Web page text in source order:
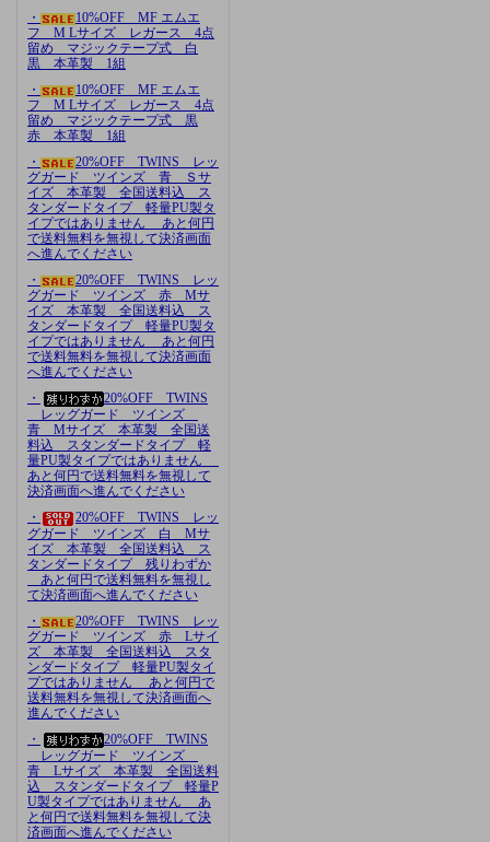
・
10%OFF MF エムエ
フ M Lサイズ レガース 4点
留め マジックテープ式 白
黒 本革製 1組
・
10%OFF MF エムエ
フ M Lサイズ レガース 4点
留め マジックテープ式 黒
赤 本革製 1組
・
20%OFF TWINS レッ
グガード ツインズ 青 Ｓサ
イズ 本革製 全国送料込 ス
タンダードタイプ 軽量PU製タ
イプではありません あと何円
で送料無料を無視して決済画面
へ進んでください
・
20%OFF TWINS レッ
グガード ツインズ 赤 Mサ
イズ 本革製 全国送料込 ス
タンダードタイプ 軽量PU製タ
イプではありません あと何円
で送料無料を無視して決済画面
へ進んでください
・
20%OFF TWINS
レッグガード ツインズ
青 Mサイズ 本革製 全国送
料込 スタンダードタイプ 軽
量PU製タイプではありません
あと何円で送料無料を無視して
決済画面へ進んでください
・
20%OFF TWINS レッ
グガード ツインズ 白 Mサ
イズ 本革製 全国送料込 ス
タンダードタイプ 残りわずか
あと何円で送料無料を無視し
て決済画面へ進んでください
・
20%OFF TWINS レッ
グガード ツインズ 赤 Lサイ
ズ 本革製 全国送料込 スタ
ンダードタイプ 軽量PU製タイ
プではありません あと何円で
送料無料を無視して決済画面へ
進んでください
・
20%OFF TWINS
レッグガード ツインズ
青 Lサイズ 本革製 全国送料
込 スタンダードタイプ 軽量P
U製タイプではありません あ
と何円で送料無料を無視して決
済画面へ進んでください